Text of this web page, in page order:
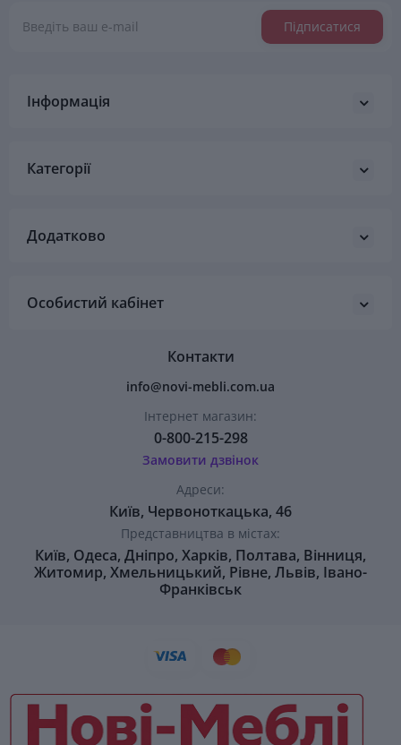
Підписатися
Інформація
Категорії
Додатково
Особистий кабінет
Контакти
info@novi-mebli.com.ua
Інтернет магазин:
0-800-215-298
Замовити дзвінок
Адреси:
Київ, Червоноткацька, 46
Представництва в містах:
Київ, Одеса, Дніпро, Харків, Полтава, Вінниця,
Житомир, Хмельницький, Рівне, Львів, Івано-
Франківськ